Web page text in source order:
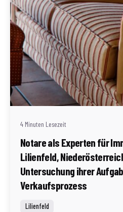
Geschrieben von
Redaktion Immofragen
4 Minuten Lesezeit
Notare als Experten für
Lilienfeld,
Untersuchung ihrer
Verkaufsprozess
Lilienfeld